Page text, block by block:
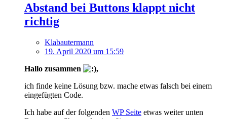
Abstand bei Buttons klappt nicht
richtig
Klabautermann
19. April 2020 um 15:59
Hallo zusammen
,
ich finde keine Lösung bzw. mache etwas falsch bei einem
eingefügten Code.
Ich habe auf der folgenden WP Seite etwas weiter unten